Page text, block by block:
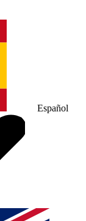
Español